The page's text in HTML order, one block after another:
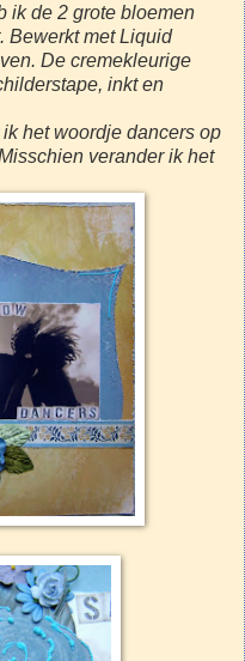
ik de 2 grote bloemen
Bewerkt met Liquid
De cremekleurige
inkt en
het woordje dancers op
verander ik het